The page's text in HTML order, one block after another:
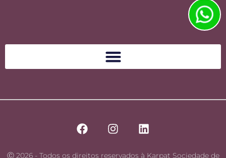
Ⓒ 2026 - Todos os direitos reservados à Karpat Sociedade de